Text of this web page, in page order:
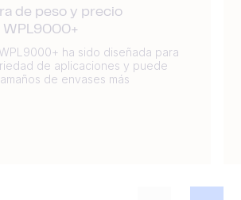
de peso y precio
WPL9000+
ha sido diseñada para
de aplicaciones y puede
de envases más